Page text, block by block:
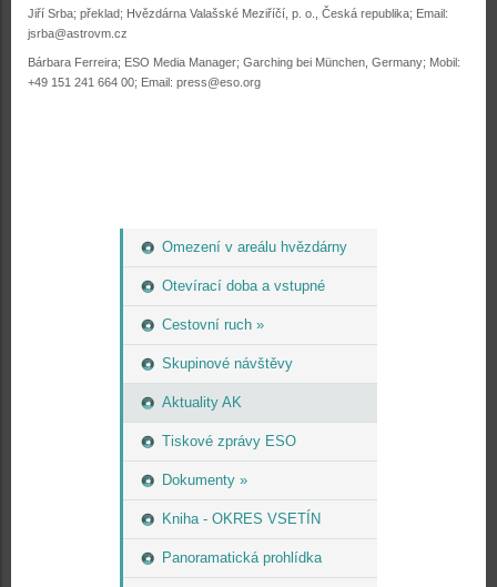
Omezení v areálu hvězdárny
Otevírací doba a vstupné
Cestovní ruch »
Skupinové návštěvy
Aktuality AK
Tiskové zprávy ESO
Dokumenty »
Kniha - OKRES VSETÍN
Panoramatická prohlídka
Jiří Srba; překlad; Hvězdárna Valašské Meziříčí, p. o., Česká republika; Email:
jsrba@astrovm.cz
Bárbara Ferreira; ESO Media Manager; Garching bei München, Germany; Mobil:
+49 151 241 664 00; Email: press@eso.org